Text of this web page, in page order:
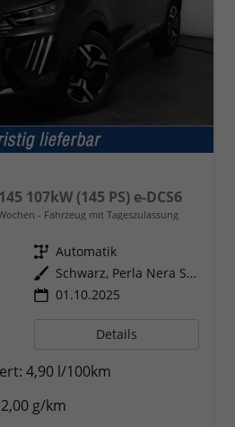
107kW (145 PS) e-DCS6
Fahrzeug mit Tageszulassung
Getriebe Automatik
Außenfarbe
Schwarz, Perla Nera Schwarz
01.10.2025
Details
4,90 l/100km
g/km